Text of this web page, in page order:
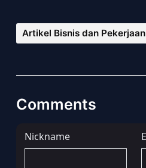
Artikel Bisnis dan Pekerjaan
Comments